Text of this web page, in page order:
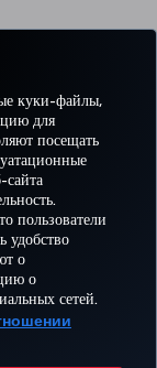
куки-файлы,
для
посещать
пользователи
удобство
о
о
сетей.